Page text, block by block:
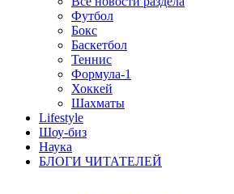
Футбол
Бокс
Баскетбол
Теннис
Формула-1
Хоккей
Шахматы
Lifestyle
Шоу-биз
Наука
БЛОГИ ЧИТАТЕЛЕЙ